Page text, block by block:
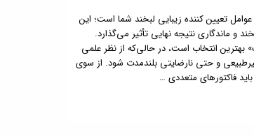
تعیین کننده زیبایی لبخند شما است؛ این
و ماندگاری نتیجه نهایی تأثیر می‌گذارد.
بهترین انتخاب است، در حالی‌که از نظر علمی
و حتی نارضایتی بلندمدت شود. از سوی
فاکتورهای متعددی …